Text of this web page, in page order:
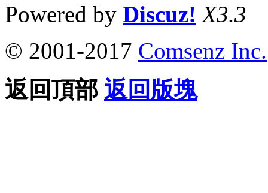
Powered by Discuz! X3.3
© 2001-2017 Comsenz Inc.
返回頂部 返回版塊